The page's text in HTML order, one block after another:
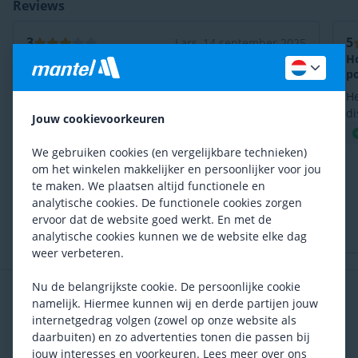
Reviews
3
Lars, 14 september 2025
Enige optie voor het oppompen van een dicht
wiel, maar niet echt goed
gaat nog steeds niet fantastisch. Uiteindelijk wel 8
bar gekregen. Helaas de enige optie bij mantel.
Enige manier om dicht wiel op te pompen
De rubbers sluiten niet helemaal goed
Erg duur voor wat het doet
5
Vaak samen gekocht
Jouw cookievoorkeuren
We gebruiken cookies (en vergelijkbare technieken)
om het winkelen makkelijker en persoonlijker voor jou
te maken. We plaatsen altijd functionele en
analytische cookies. De functionele cookies zorgen
ervoor dat de website goed werkt. En met de
analytische cookies kunnen we de website elke dag
weer verbeteren.
Nu de belangrijkste cookie. De persoonlijke cookie
namelijk. Hiermee kunnen wij en derde partijen jouw
internetgedrag volgen (zowel op onze website als
daarbuiten) en zo advertenties tonen die passen bij
jouw interesses en voorkeuren. Lees meer over ons